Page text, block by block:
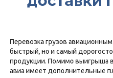
Перевозка грузов
быстрый, но и самый
продукции. Помимо выигрыша
авиа имеет дополнительные